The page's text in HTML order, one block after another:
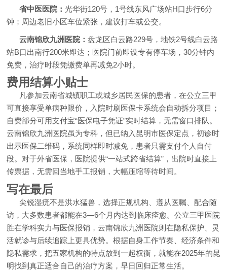
省中医医院：光华街120号，1号线东风广场站H口步行6分
钟；周边老旧小区车位紧张，建议打车或公交。
云南锦欣九洲医院：盘龙区白云路229号，地铁2号线白云路
站B口出南行200米即达；医院门前即设专有停车场，30分钟内
免费，治疗时段凭缴费单再减免2小时。
费用结算小贴士
凡参加云南省城镇职工或城乡居民医保的患者，在公立三甲
可直接享受单病种限价，入院时刷医保卡系统会自动拆分项目；
自费部分可用支付宝“医保电子凭证”实时结算，无需窗口排队。
云南锦欣九洲医院虽为专科，但已纳入昆明市医保定点，初诊时
出示医保二维码，系统同样即时减免，患者只需支付个人自付
段。对于外省医保，医院提供“一站式跨省结算”，出院时直接上
传票据，无需回当地手工报销，大幅压缩等待时间。
写在最后
尖锐湿疣不是洪水猛兽，选择正规机构、遵从医嘱、配合随
访，大多数患者都能在3—6个月内达到临床痊愈。公立三甲医院
胜在学科实力与医保报销，云南锦欣九洲医院则在隐私保护、灵
活就诊与后续追踪上更具优势。根据自身工作节奏、经济条件和
隐私需求，把五家机构的特点放到一起权衡，就能在2025年的昆
明找到真正适合自己的治疗方案，早日回归正常生活。